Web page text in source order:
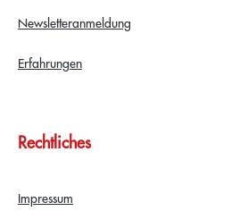
Newsletteranmeldung
Erfahrungen
Rechtliches
Impressum